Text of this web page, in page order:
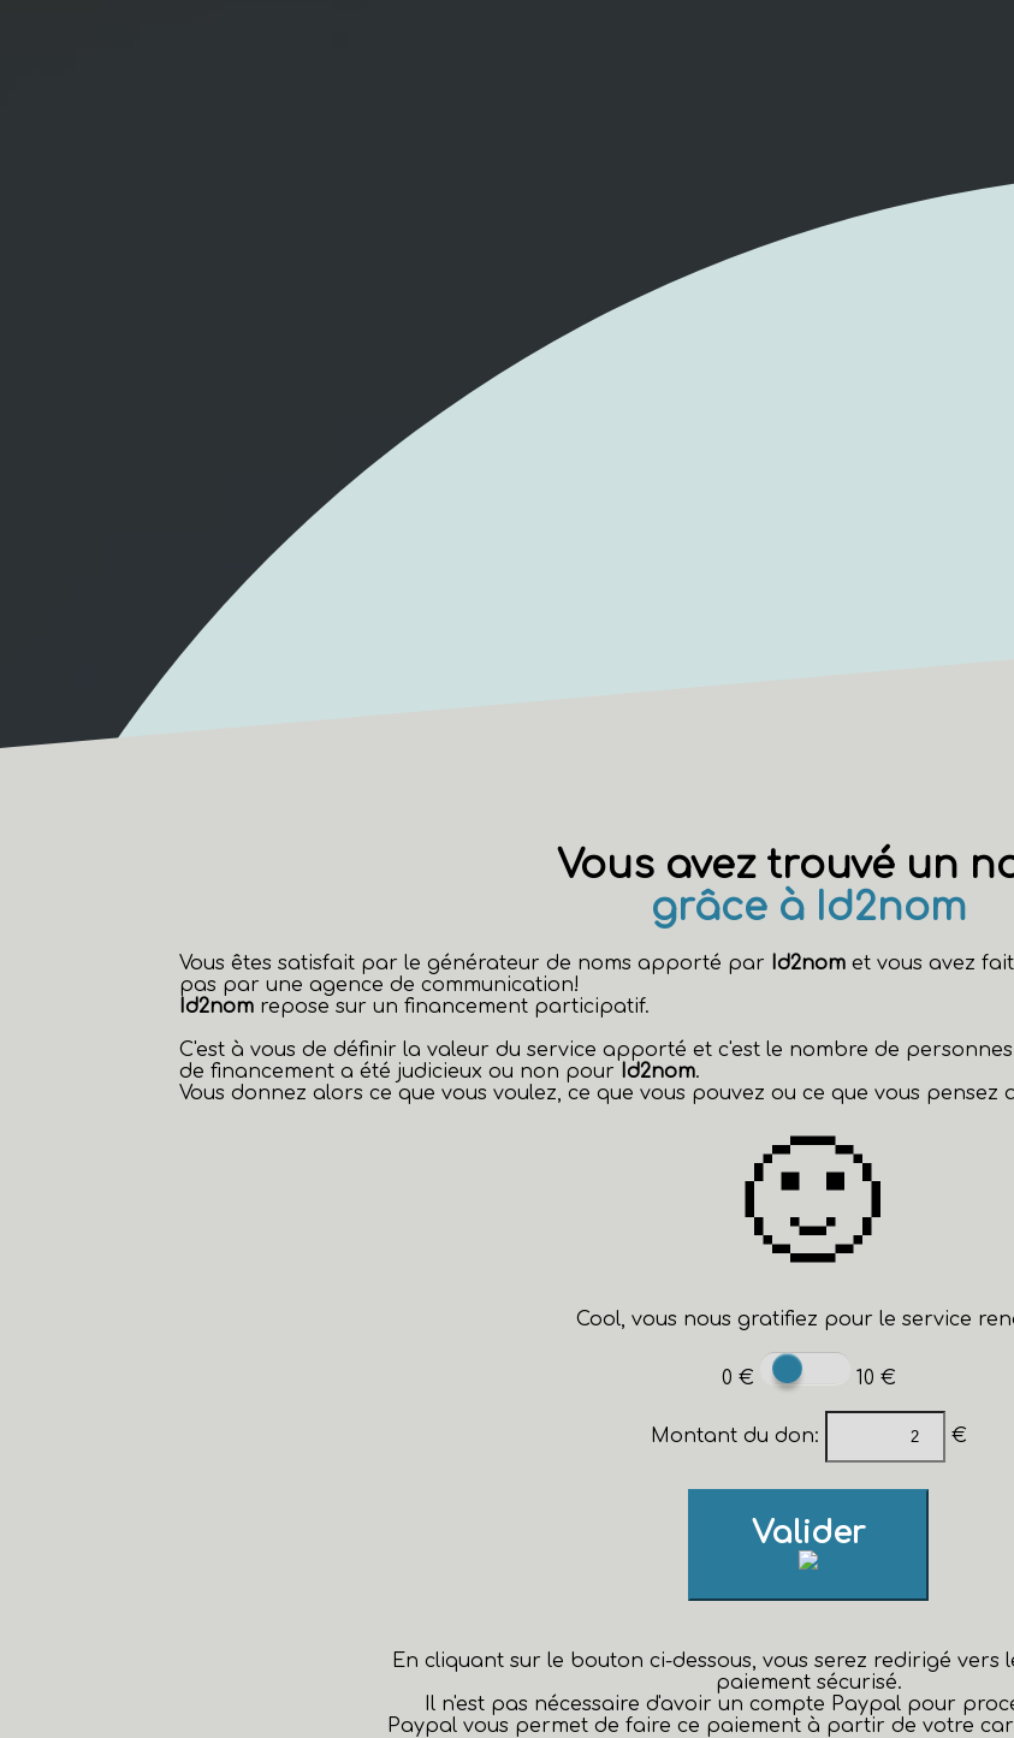
Vous avez trouvé un
grâce à Id2nom
Vous êtes satisfait par le générateur de noms apporté par Id2nom et vous avez
pas par une agence de communication!
Id2nom repose sur un financement participatif.
C'est à vous de définir la valeur du service apporté et c'est le nombre de
de financement a été judicieux ou non pour Id2nom.
Vous donnez alors ce que vous voulez, ce que vous pouvez ou ce que vous pensez
🙂
Cool, vous nous gratifiez pour le service
0 € 10 €
Montant du don: €
Valider
En cliquant sur le bouton ci-dessous, vous serez redirigé vers
paiement sécurisé.
Il n'est pas nécessaire d'avoir un compte Paypal pour
Paypal vous permet de faire ce paiement à partir de votre